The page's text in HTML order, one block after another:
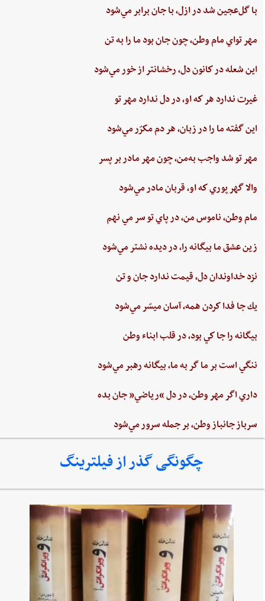
با گل‌عجين‌ شد در ازل،‌ با جان‌ برابر مي‌شود
مهر تواي ‌مام ‌وطن،‌ چون‌ جان‌ بود ما را به‌ تن
اين ‌شعله ‌در كانون ‌دل، ‌رخشانتر از خور مي‌شود
غيرت‌ ندارد هر كه او، در دل‌ ندارد مهر تو
اين‌ گفته‌ ما را در زبان، هر دم‌ مكرّر مي‌شود
مهر تو شد واجب‌ به‌من،‌ چون‌ مهر مادر بر پسر
والا گهر پوري‌ كه او، قربان مادر مي‌شود
مام‌ وطن‌، ناموس‌ من‌، در پاي ‌تو سر مي نهم‌
زين‌ عشق‌ ما بيگانه را، در ديده ‌نشتر مي‌شود
نزد خداوندان دل،‌ قيمت‌ ندارد جان‌ و تن
يك جا فدا كردن‌ همه،‌ آسان ميسّر مي‌شود
بيگانه‌ را جا كي‌ بود، در قلب‌ ابناء وطن
ننگي ‌است ‌بر ما گر به ‌ما، بيگانه‌ رهبر مي‌شود
داري‌ اگر مهر وطن،‌ در دل‌ “رياضي”‌ جان ‌بده‌
سرباز جانباز وطن،‌ بر جمله سرور مي‌شود
چگونگی گذر از فیلترینگ